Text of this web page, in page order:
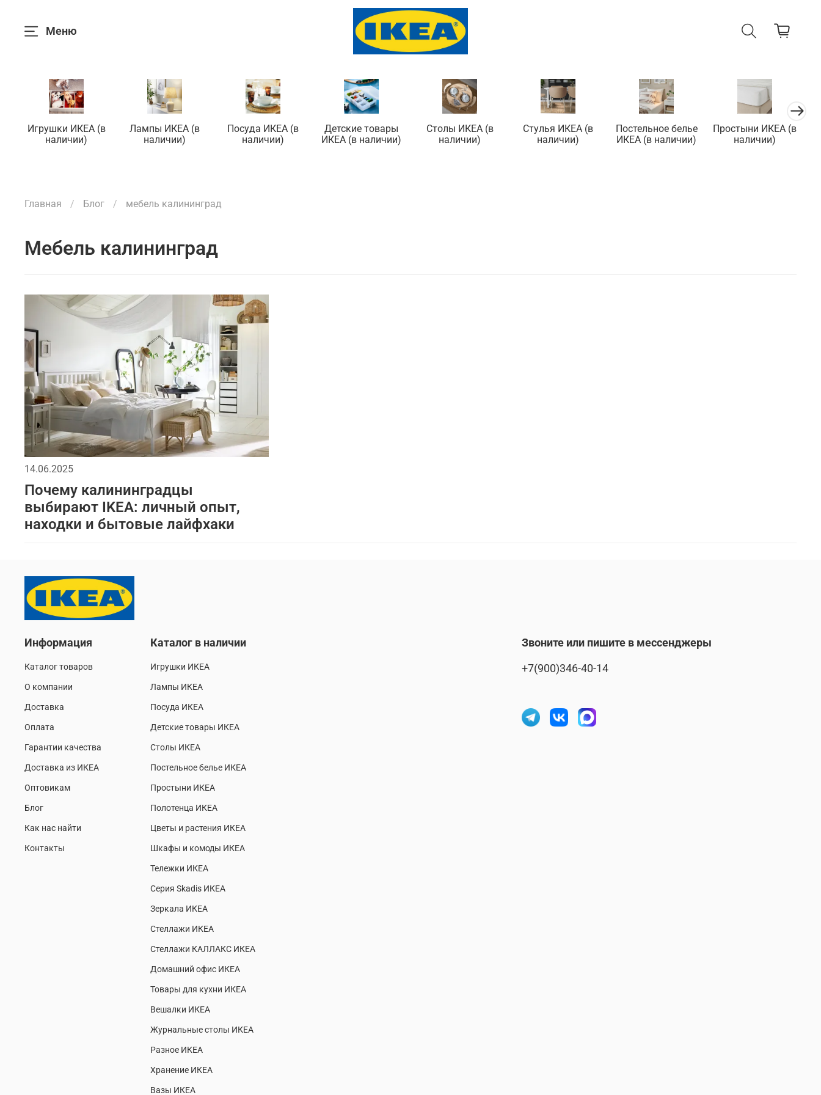
Меню
Игрушки ИКЕА (в
наличии)
Лампы ИКЕА (в
наличии)
Посуда ИКЕА (в
наличии)
Детские товары
ИКЕА (в наличии)
Столы ИКЕА (в
наличии)
Стулья ИКЕА (в
наличии)
Постельное белье
ИКЕА (в наличии)
Простыни ИКЕА (в
наличии)
Главная Блог мебель калининград
мебель калининград
14.06.2025
Почему калининградцы
выбирают IKEA: личный опыт,
находки и бытовые лайфхаки
Информация
Каталог товаров
О компании
Доставка
Оплата
Гарантии качества
Доставка из ИКЕА
Оптовикам
Блог
Как нас найти
Контакты
Каталог в наличии
Игрушки ИКЕА
Лампы ИКЕА
Посуда ИКЕА
Детские товары ИКЕА
Столы ИКЕА
Постельное белье ИКЕА
Простыни ИКЕА
Полотенца ИКЕА
Цветы и растения ИКЕА
Шкафы и комоды ИКЕА
Тележки ИКЕА
Серия Skadis ИКЕА
Зеркала ИКЕА
Стеллажи ИКЕА
Стеллажи КАЛЛАКС ИКЕА
Домашний офис ИКЕА
Товары для кухни ИКЕА
Вешалки ИКЕА
Журнальные столы ИКЕА
Разное ИКЕА
Хранение ИКЕА
Вазы ИКЕА
Звоните или пишите в мессенджеры
+7(900)346-40-14